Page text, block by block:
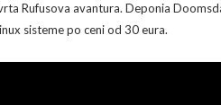
Rufusova avantura. Deponia
sisteme po ceni od 30 eura.